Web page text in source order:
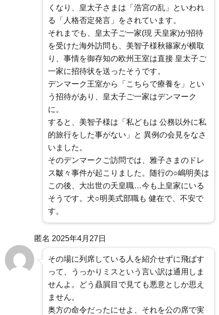
くなり、皇太子さまは「浩宮の乱」といわれ
る「人格否定発言」をされています。
それまでも、皇太子ご一家(現 天皇家)が招待
を受けた海外訪問も、美智子様秋篠家が横取
り、事情を御存知の欧州王室は直接 皇太子ご
一家に招待状を送ったそうです。
デンマーク王室から「こちらで療養を」とい
う招待があり、皇太子ご一家はデンマーク
に。
すると、美智子様は「私どもは 公務以外に私
的旅行をした事がない」と 異例の会見をなさ
いました。
そのデンマークご訪問では、雅子さまのドレ
ス皺々事件が起こりました。随行の○嶋明美は
この後、大出世の天皇職…今も上皇家にいる
そうです。犬○明美式部職も 健在で、不安で
す。
匿名 2025年4月27日
その場に列席している人を紹介せずに飛ばす
って、うっかりミスという言い訳は通用しま
せんよ。どう贔屓目で見ても悪意としか思え
ません。
奥方の命令だったにせよ、それを公の席で実